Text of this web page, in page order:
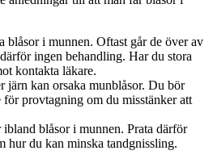
blåsor i munnen. Oftast går de över av
ingen behandling. Har du stora
kontakta läkare.
järn kan orsaka munblåsor. Du bör
provtagning om du misstänker att
blåsor i munnen. Prata därför
hur du kan minska tandgnissling.